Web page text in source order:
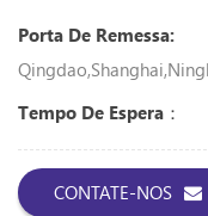
Porta De Remessa:
Tempo De Espera：
CONTATE-NOS